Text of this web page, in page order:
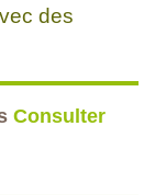
des
Consulter